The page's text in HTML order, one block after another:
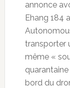
annonce
Ehang 184
transporter
même «
bord du